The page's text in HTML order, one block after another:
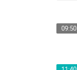
09:50